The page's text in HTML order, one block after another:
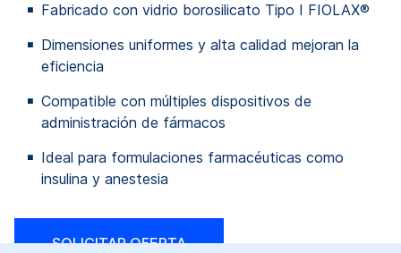
Fabricado con vidrio borosilicato Tipo I FIOLAX®
Dimensiones uniformes y alta calidad mejoran la
eficiencia
Compatible con múltiples dispositivos de
administración de fármacos
Ideal para formulaciones farmacéuticas como
insulina y anestesia
SOLICITAR OFERTA